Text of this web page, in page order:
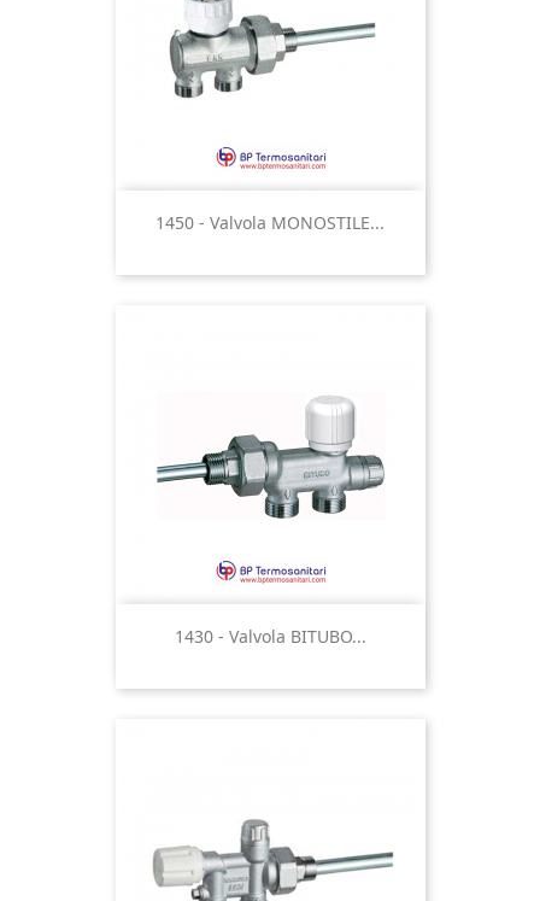
1450 - Valvola MONOSTILE...
1430 - Valvola BITUBO...